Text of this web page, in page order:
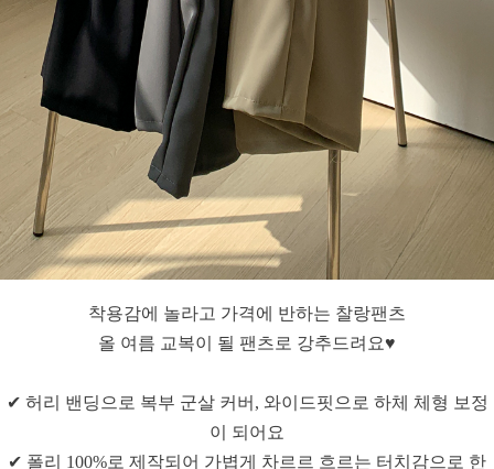
착용감에 놀라고 가격에 반하는 찰랑팬츠
올 여름 교복이 될 팬츠로 강추드려요♥
✔ 허리 밴딩으로 복부 군살 커버, 와이드핏으로 하체 체형 보정
이 되어요
✔ 폴리 100%로 제작되어 가볍게 차르르 흐르는 터치감으로 한